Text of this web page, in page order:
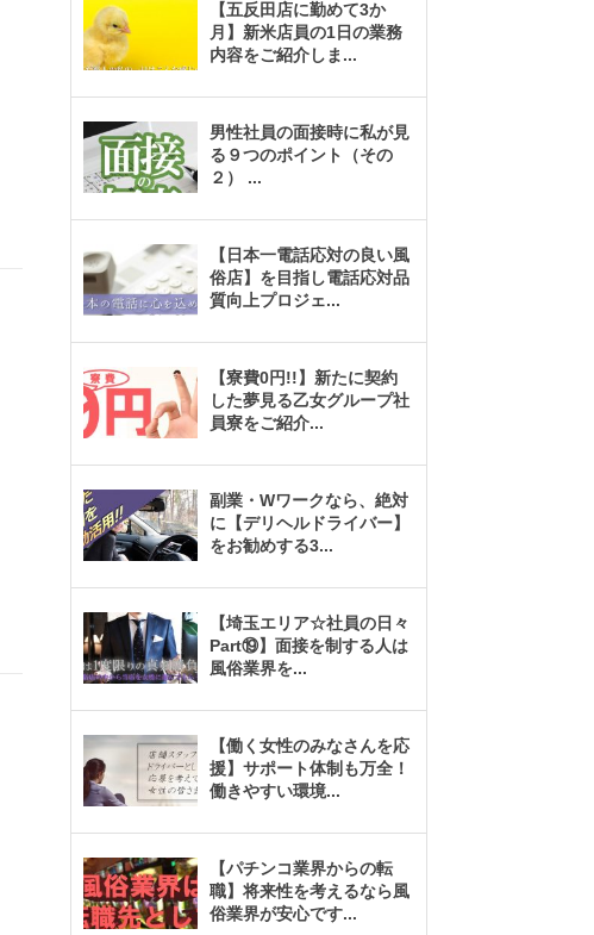
【五反田店に勤めて3か
月】新米店員の1日の業務
内容をご紹介しま ...
男性社員の面接時に私が見
る９つのポイント（その
２） ...
【日本一電話応対の良い風
俗店】を目指し電話応対品
質向上プロジェ...
【寮費0円!!】新たに契約
した夢見る乙女グループ社
員寮をご紹介...
副業・Wワークなら、絶対
に【デリヘルドライバー】
をお勧めする3...
【埼玉エリア☆社員の日々
Part⑲】面接を制する人は
風俗業界を...
【働く女性のみなさんを応
援】サポート体制も万全！
働きやすい環境...
【パチンコ業界からの転
職】将来性を考えるなら風
俗業界が安心です...